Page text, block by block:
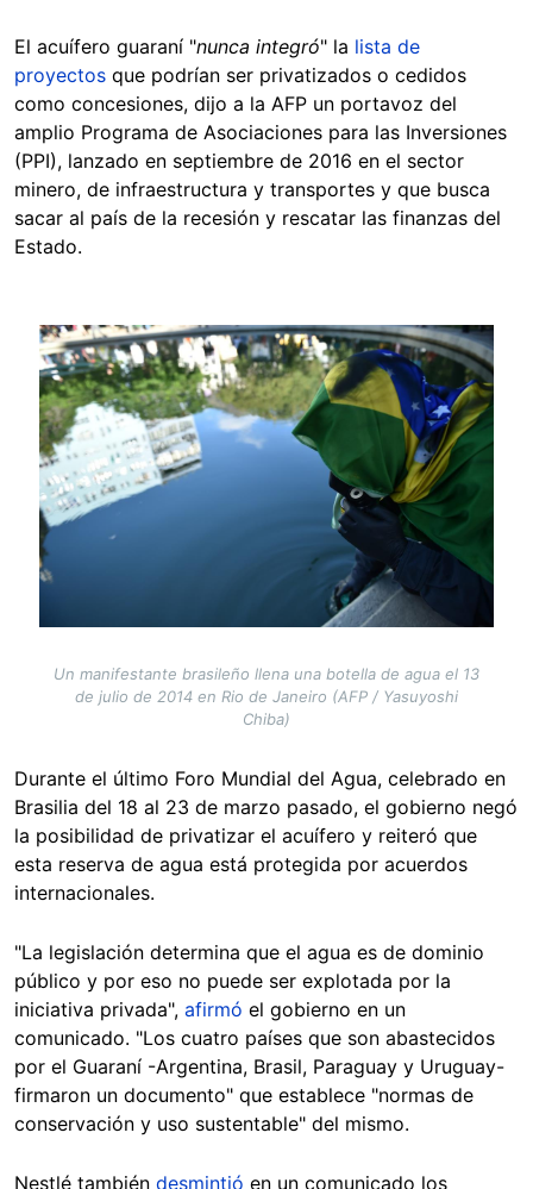
El acuífero guaraní "nunca integró" la lista de
proyectos que podrían ser privatizados o cedidos
como concesiones, dijo a la AFP un portavoz del
amplio Programa de Asociaciones para las Inversiones
(PPI), lanzado en septiembre de 2016 en el sector
minero, de infraestructura y transportes y que busca
sacar al país de la recesión y rescatar las finanzas del
Estado.
Image
Un manifestante brasileño llena una botella de agua el 13
de julio de 2014 en Rio de Janeiro (AFP / Yasuyoshi
Chiba)
Durante el último Foro Mundial del Agua, celebrado en
Brasilia del 18 al 23 de marzo pasado, el gobierno negó
la posibilidad de privatizar el acuífero y reiteró que
esta reserva de agua está protegida por acuerdos
internacionales.
"La legislación determina que el agua es de dominio
público y por eso no puede ser explotada por la
iniciativa privada", afirmó el gobierno en un
comunicado. "Los cuatro países que son abastecidos
por el Guaraní -Argentina, Brasil, Paraguay y Uruguay-
firmaron un documento" que establece "normas de
conservación y uso sustentable" del mismo.
Nestlé también desmintió en un comunicado los